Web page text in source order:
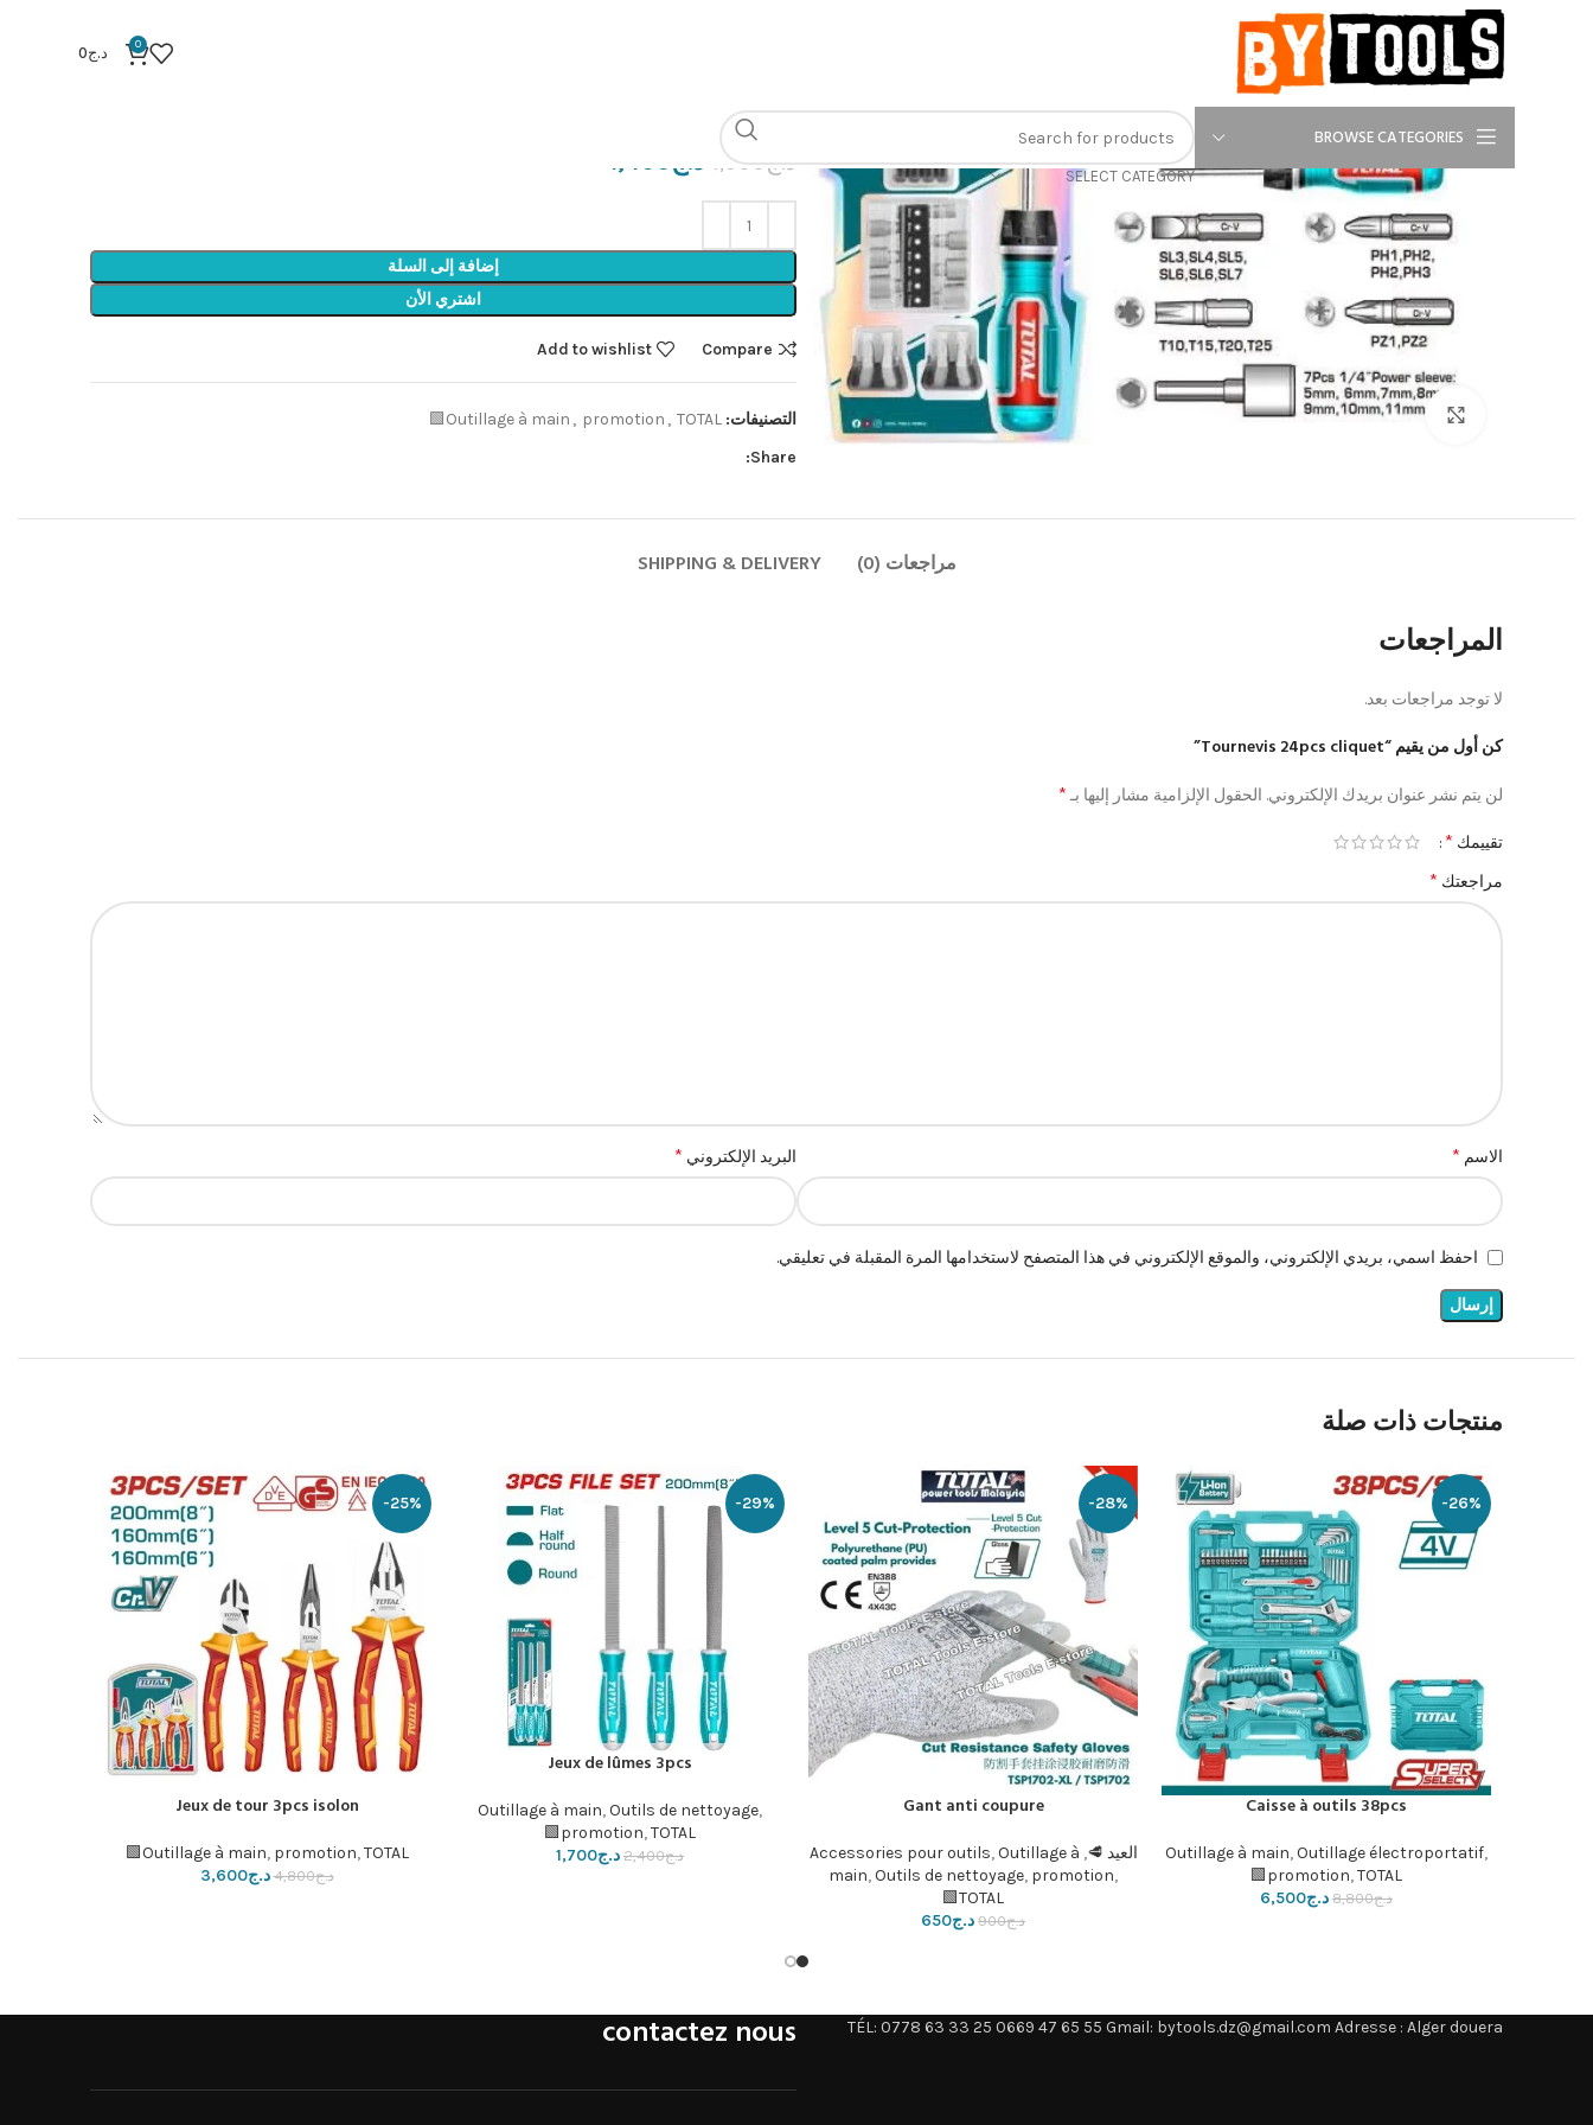
0 د.ج0
BROWSE CATEGORIES
SELECT CATEGORY
-26%
Click to enlarge
Tournevis 24pcs cliquet
د.ج1,900 د.ج 1,400
إضافة إلى السلة
اشتري الأن
Compare
Add to wishlist
التصنيفات: Outillage à main , promotion , TOTAL🟩
Share:
مراجعات (0) SHIPPING & DELIVERY
المراجعات
لا توجد مراجعات بعد.
كن أول من يقيم “Tournevis 24pcs cliquet”
لن يتم نشر عنوان بريدك الإلكتروني. الحقول الإلزامية مشار إليها بـ *
تقييمك *
مراجعتك *
الاسم * البريد الإلكتروني *
احفظ اسمي، بريدي الإلكتروني، والموقع الإلكتروني في هذا المتصفح لاستخدامها المرة المقبلة في تعليقي.
منتجات ذات صلة
-26%
إضافة إلى السلةCaisse à outils 38pcs
Outillage à main,Outillage électroportatif,
promotion,TOTAL🟩
د.ج8,800 د.ج6,500
-28%
إضافة إلى السلةGant anti coupure
العيد 🥩,
Accessories pour outils,Outillage à
main,Outils de nettoyage, promotion,
TOTAL🟩
د.ج900 د.ج650
-29%
إضافة إلى السلةJeux de lûmes 3pcs
Outillage à main,Outils de nettoyage,
promotion,TOTAL🟩
د.ج2,400 د.ج1,700
-25%
إضافة إلى السلةJeux de tour 3pcs isolon
Outillage à main, promotion,TOTAL🟩
د.ج4,800 د.ج3,600
TÉL: 0778 63 33 25 0669 47 65 55 Gmail: bytools.dz@gmail.com Adresse : Alger douera
contactez nous